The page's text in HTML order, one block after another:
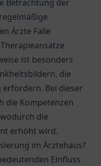
Betrachtung der
Ärzte Fälle
ist besonders
die
Bei dieser
die Kompetenzen
die
erhöht wird.
im Ärztehaus?
Einfluss